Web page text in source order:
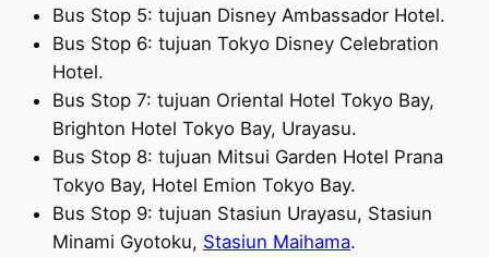
Bus Stop 5: tujuan Disney Ambassador Hotel.
Bus Stop 6: tujuan Tokyo Disney Celebration
Hotel.
Bus Stop 7: tujuan Oriental Hotel Tokyo Bay,
Brighton Hotel Tokyo Bay, Urayasu.
Bus Stop 8: tujuan Mitsui Garden Hotel Prana
Tokyo Bay, Hotel Emion Tokyo Bay.
Bus Stop 9: tujuan Stasiun Urayasu, Stasiun
Minami Gyotoku, Stasiun Maihama.